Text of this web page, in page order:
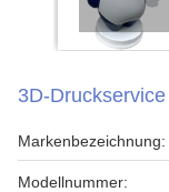
3D-
Markenbezeichnung:
Modellnummer: